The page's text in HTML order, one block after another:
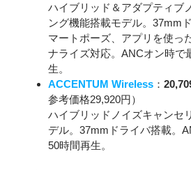
ハイブリッド＆アダプティブ
ング機能搭載モデル。37mm
マートポーズ、アプリを使っ
ナライズ対応。ANCオン時で
生。
ACCENTUM Wireless ：
参考価格29,920円）
ハイブリッドノイズキャンセ
デル。37mmドライバ搭載。
50時間再生。